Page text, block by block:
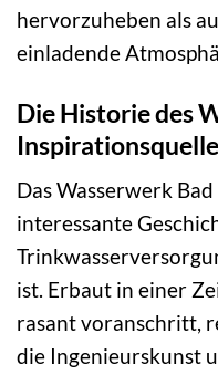
hervorzuheben als
einladende
Die Historie des
Inspirationsquelle
Das Wasserwerk
interessante
ist. Erbaut in einer
rasant voranschritt,
die Ingenieurskunst